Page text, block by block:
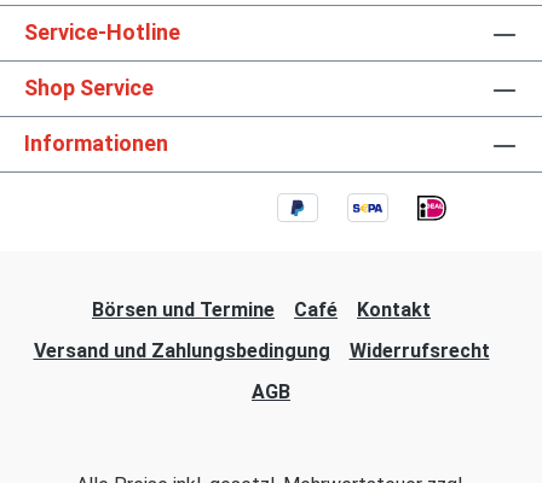
Service-Hotline
Shop Service
Informationen
Börsen und Termine Café
Kontakt
Versand und Zahlungsbedingung
Widerrufsrecht
AGB